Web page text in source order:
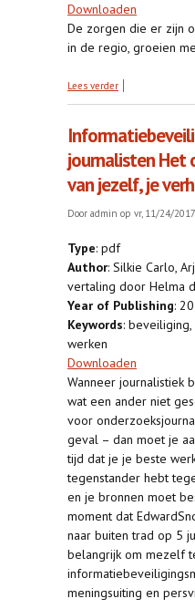
Downloaden
De zorgen die er zijn
in de regio, groeien
Lees verder over Gelukkig
journalisten Het
van jezelf, je
Door admin op vr, 11/24/
Type: pdf
Author: Silkie Carlo,
vertaling door Helma
Year of Publishing:
Keywords:
werken
Downloaden
Wanneer journalistiek
wat een ander niet
voor
geval – dan moet je
tijd dat je je beste
tegenstander hebt
en je bronnen moet
moment dat
naar buiten trad op 5
belangrijk om mezelf
meningsuiting en